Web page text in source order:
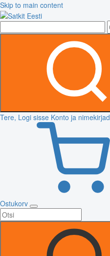
Skip to main content
Tere, Logi sisse Konto ja nimekirjad
Ostukorv